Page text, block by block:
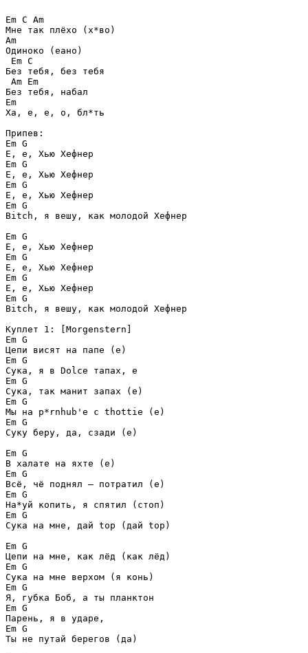
Em C Am
Мне так плёхо (х*во)
Am
Одиноко (еано)
Em C
Без тебя, без тебя
Am Em
Без тебя, набал
Em
Ха, е, е, о, бл*ть
Припев:
Em G
Е, е, Хью Хефнер
Em G
Е, е, Хью Хефнер
Em G
Е, е, Хью Хефнер
Em G
Bitch, я вешу, как молодой Хефнер
Em G
Е, е, Хью Хефнер
Em G
Е, е, Хью Хефнер
Em G
Е, е, Хью Хефнер
Em G
Bitch, я вешу, как молодой Хефнер
Куплет 1: [Morgenstern]
Em G
Цепи висят на папе (е)
Em G
Сука, я в Dolce тапах, е
Em G
Сука, так манит запах (е)
Em G
Мы на p*rnhub'e с thottie (е)
Em G
Суку беру, да, сзади (е)
Em G
В халате на яхте (е)
Em G
Всё, чё поднял — потратил (е)
Em G
На*уй копить, я спятил (стоп)
Em G
Сука на мне, дай top (дай top)
Em G
Цепи на мне, как лёд (как лёд)
Em G
Сука на мне верхом (я конь)
Em G
Я, губка Боб, а ты планктон
Em G
Парень, я в ударе,
Em G
Ты не путай берегов (да)